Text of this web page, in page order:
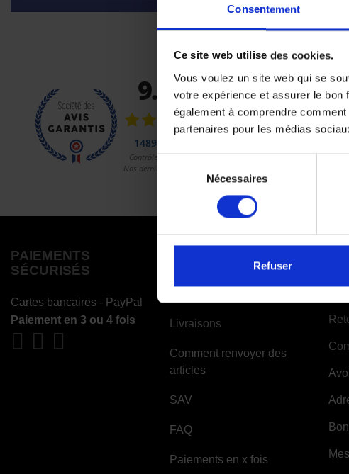
Consentement
Ce site web utilise des cookies.
Vous voulez un site web qui se
votre expérience et assurer le bon
également à comprendre
partenaires pour les médias
consentement
Nécessaires
Refuser
PAIEMENTS
SÉCURISÉS
Cartes bancaires - PayPal
Paiement en 3 ou 4 fois
Livraisons
Comment renvoyer des
articles
SAV
FAQ
Paiements en x fois